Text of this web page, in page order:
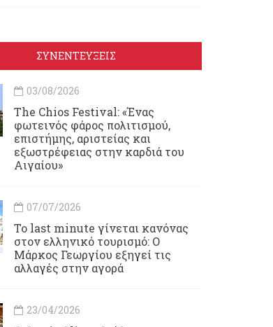
ΣΥΝΕΝΤΕΥΞΕΙΣ
03/08/2026
Τhe Chios Festival: «Ένας
φωτεινός φάρος πολιτισμού,
επιστήμης, αριστείας και
εξωστρέφειας στην καρδιά του
Αιγαίου»
07/07/2026
Το last minute γίνεται κανόνας
στον ελληνικό τουρισμό: Ο
Μάρκος Γεωργίου εξηγεί τις
αλλαγές στην αγορά
23/04/2026